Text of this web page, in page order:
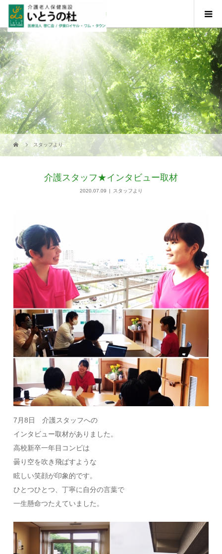
スタッフより
介護スタッフ★インタビュー取材
2020.07.09 スタッフより
7月8日 介護スタッフへの
インタビュー取材がありました。
高校新卒一年目コンビは
曇り空を吹き飛ばすような
眩しい笑顔が印象的です。
ひとつひとつ、丁寧に自分の言葉で
一生懸命つたえていました。